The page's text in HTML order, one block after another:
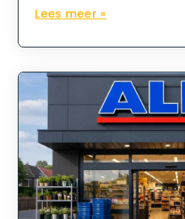
Lees meer »